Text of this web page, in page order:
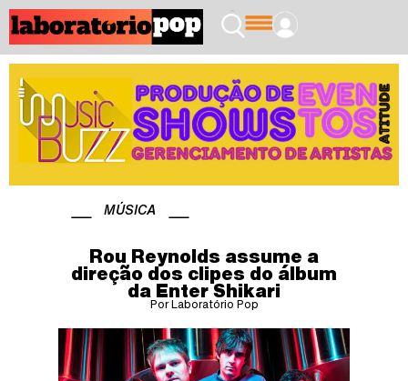
MÚSICA
Rou Reynolds assume a
direção dos clipes do álbum
da Enter Shikari
Por Laboratório Pop